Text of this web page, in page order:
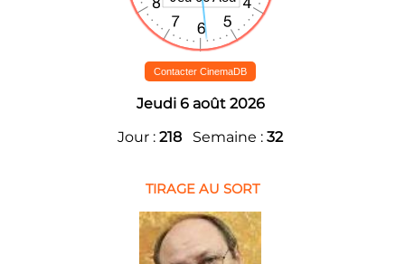
Contacter CinemaDB
Jeudi 6 août 2026
Jour : 218 Semaine : 32
TIRAGE AU SORT